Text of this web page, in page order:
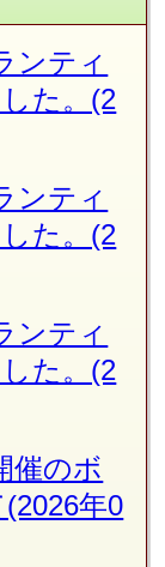
ンティ
た。(2
ンティ
た。(2
ンティ
た。(2
催のボ
年0